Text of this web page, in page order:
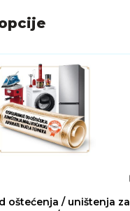
oštećenja / uništenja za